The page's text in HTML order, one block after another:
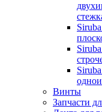
Винты
Запчасти